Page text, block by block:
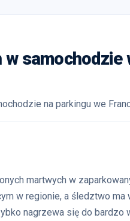
w samochodzie
na parkingu we
martwych w
w regionie, a śledztwo ma
nagrzewa się do bardzo